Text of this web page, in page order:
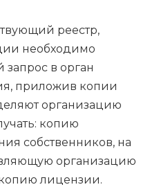
реестр,
необходимо
в орган
приложив копии
организацию
копию
собственников, на
организацию
лицензии.